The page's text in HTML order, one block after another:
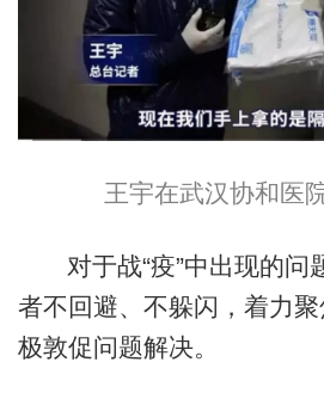
王宇在武汉协和医
对于战“疫”中出现的问
者不回避、不躲闪，着力
极敦促问题解决。